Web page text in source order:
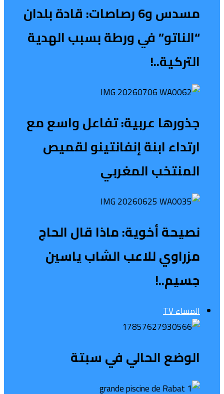
مسدس و6 رصاصات: قادة بلدان
“الناتو” في ورطة بسبب الهدية
التركية..!
جذورها عربية: تفاعل واسع مع
ارتداء ابنة إنفانتينو لقميص
المنتخب المغربي
نصيحة أخوية: ماذا قال الحاج
مزراوي للاعب الشاب ياسين
جسيم..!
المساء TV
الوضع الحالي في سبتة